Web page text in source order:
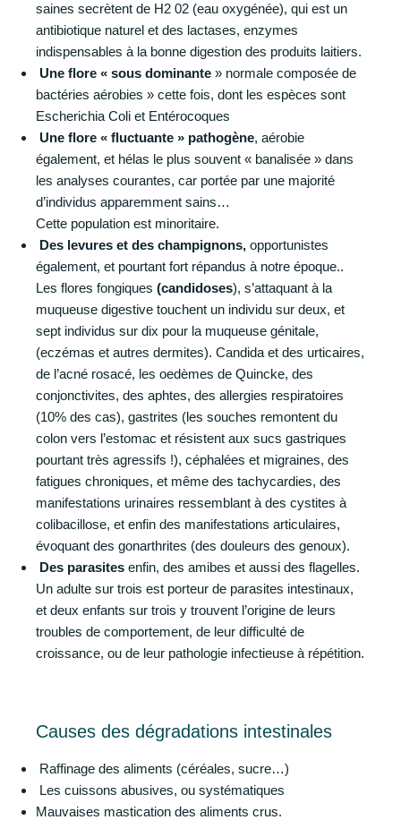
saines secrètent de H2 02 (eau oxygénée), qui est un
antibiotique naturel et des lactases, enzymes
indispensables à la bonne digestion des produits laitiers.
Une flore « sous dominante » normale composée de
bactéries aérobies » cette fois, dont les espèces sont
Escherichia Coli et Entérocoques
Une flore « fluctuante » pathogène, aérobie
également, et hélas le plus souvent « banalisée » dans
les analyses courantes, car portée par une majorité
d’individus apparemment sains…
Cette population est minoritaire.
Des levures et des champignons, opportunistes
également, et pourtant fort répandus à notre époque..
Les flores fongiques (candidoses), s’attaquant à la
muqueuse digestive touchent un individu sur deux, et
sept individus sur dix pour la muqueuse génitale,
(eczémas et autres dermites). Candida et des urticaires,
de l’acné rosacé, les oedèmes de Quincke, des
conjonctivites, des aphtes, des allergies respiratoires
(10% des cas), gastrites (les souches remontent du
colon vers l’estomac et résistent aux sucs gastriques
pourtant très agressifs !), céphalées et migraines, des
fatigues chroniques, et même des tachycardies, des
manifestations urinaires ressemblant à des cystites à
colibacillose, et enfin des manifestations articulaires,
évoquant des gonarthrites (des douleurs des genoux).
Des parasites enfin, des amibes et aussi des flagelles.
Un adulte sur trois est porteur de parasites intestinaux,
et deux enfants sur trois y trouvent l’origine de leurs
troubles de comportement, de leur difficulté de
croissance, ou de leur pathologie infectieuse à répétition.
Causes des dégradations intestinales
Raffinage des aliments (céréales, sucre…)
Les cuissons abusives, ou systématiques
Mauvaises mastication des aliments crus.